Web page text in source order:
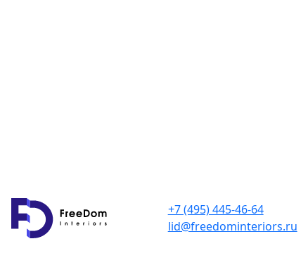
+7 (495) 445-46-64
lid@freedominteriors.ru